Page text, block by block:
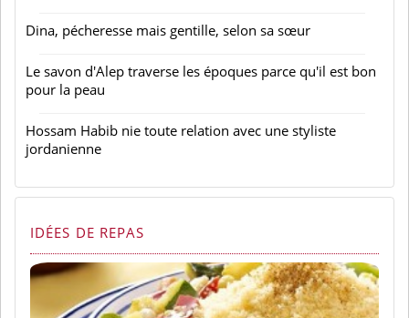
Dina, pécheresse mais gentille, selon sa sœur
Le savon d'Alep traverse les époques parce qu'il est bon
pour la peau
Hossam Habib nie toute relation avec une styliste
jordanienne
IDÉES DE REPAS